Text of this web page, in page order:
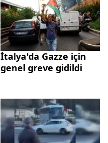
İtalya'da Gazze için
genel greve gidildi